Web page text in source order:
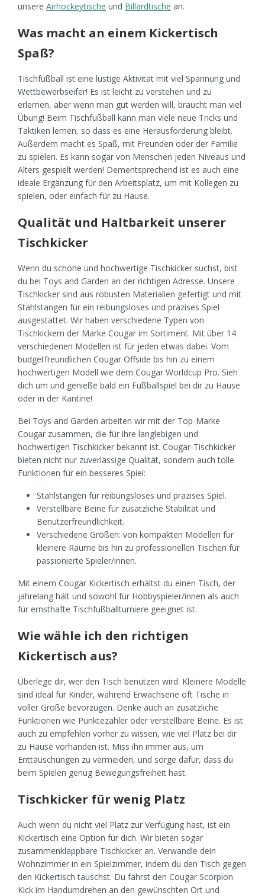
unsere Airhockeytische und Billardtische an.
Was macht an einem Kickertisch
Spaß?
Tischfußball ist eine lustige Aktivität mit viel Spannung und
Wettbewerbseifer! Es ist leicht zu verstehen und zu
erlernen, aber wenn man gut werden will, braucht man viel
Übung! Beim Tischfußball kann man viele neue Tricks und
Taktiken lernen, so dass es eine Herausforderung bleibt.
Außerdem macht es Spaß, mit Freunden oder der Familie
zu spielen. Es kann sogar von Menschen jeden Niveaus und
Alters gespielt werden! Dementsprechend ist es auch eine
ideale Ergänzung für den Arbeitsplatz, um mit Kollegen zu
spielen, oder einfach für zu Hause.
Qualität und Haltbarkeit unserer
Tischkicker
Wenn du schöne und hochwertige Tischkicker suchst, bist
du bei Toys and Garden an der richtigen Adresse. Unsere
Tischkicker sind aus robusten Materialien gefertigt und mit
Stahlstangen für ein reibungsloses und präzises Spiel
ausgestattet. Wir haben verschiedene Typen von
Tischkickern der Marke Cougar im Sortiment. Mit über 14
verschiedenen Modellen ist für jeden etwas dabei. Vom
budgetfreundlichen Cougar Offside bis hin zu einem
hochwertigen Modell wie dem Cougar Worldcup Pro. Sieh
dich um und genieße bald ein Fußballspiel bei dir zu Hause
oder in der Kantine!
Bei Toys and Garden arbeiten wir mit der Top-Marke
Cougar zusammen, die für ihre langlebigen und
hochwertigen Tischkicker bekannt ist. Cougar-Tischkicker
bieten nicht nur zuverlässige Qualität, sondern auch tolle
Funktionen für ein besseres Spiel:
Stahlstangen für reibungsloses und präzises Spiel.
Verstellbare Beine für zusätzliche Stabilität und
Benutzerfreundlichkeit.
Verschiedene Größen: von kompakten Modellen für
kleinere Räume bis hin zu professionellen Tischen für
passionierte Spieler/innen.
Mit einem Cougar Kickertisch erhältst du einen Tisch, der
jahrelang hält und sowohl für Hobbyspieler/innen als auch
für ernsthafte Tischfußballturniere geeignet ist.
Wie wähle ich den richtigen
Kickertisch aus?
Überlege dir, wer den Tisch benutzen wird. Kleinere Modelle
sind ideal für Kinder, während Erwachsene oft Tische in
voller Größe bevorzugen. Denke auch an zusätzliche
Funktionen wie Punktezähler oder verstellbare Beine. Es ist
auch zu empfehlen vorher zu wissen, wie viel Platz bei dir
zu Hause vorhanden ist. Miss ihn immer aus, um
Enttäuschungen zu vermeiden, und sorge dafür, dass du
beim Spielen genug Bewegungsfreiheit hast.
Tischkicker für wenig Platz
Auch wenn du nicht viel Platz zur Verfügung hast, ist ein
Kickertisch eine Option für dich. Wir bieten sogar
zusammenklappbare Tischkicker an. Verwandle dein
Wohnzimmer in ein Spielzimmer, indem du den Tisch gegen
den Kickertisch tauschst. Du fährst den Cougar Scorpion
Kick im Handumdrehen an den gewünschten Ort und